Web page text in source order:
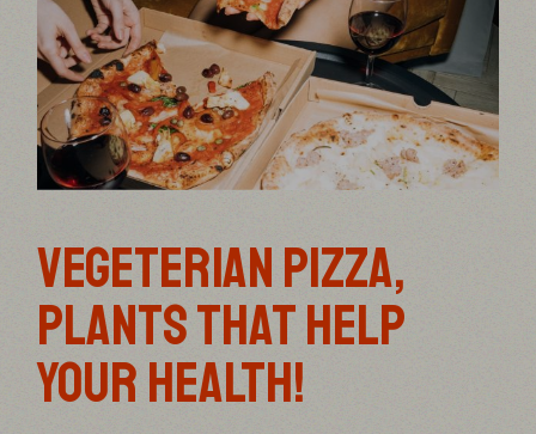
VEGETERIAN PIZZA,
PLANTS THAT HELP
YOUR HEALTH!